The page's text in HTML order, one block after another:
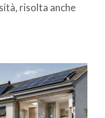
risolta anche